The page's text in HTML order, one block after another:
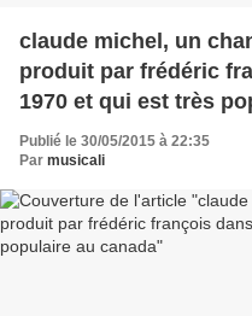
claude michel, un
produit par frédéric
1970 et qui est très
Publié le 30/05/2015 à 22:35
Par musicali